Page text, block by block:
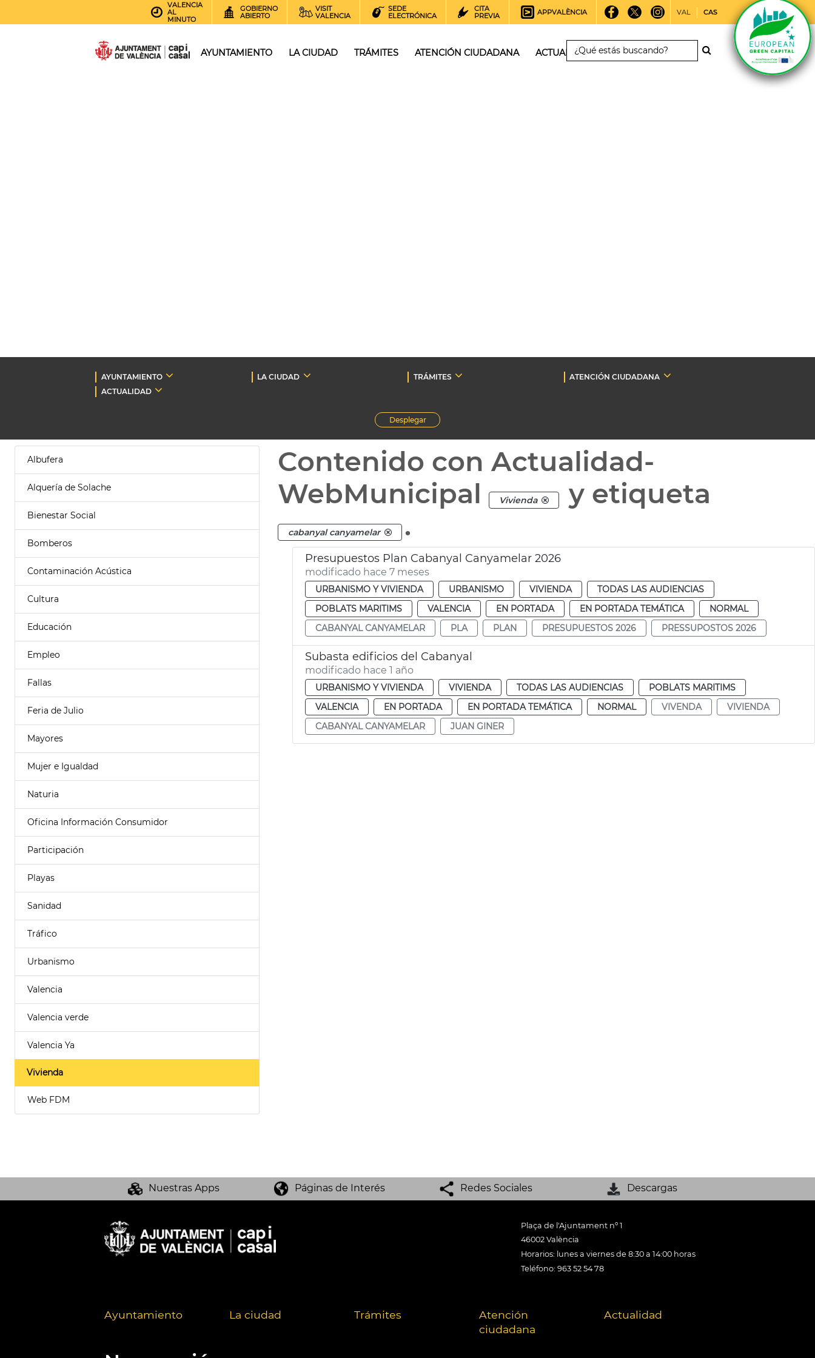
VALENCIA
AL
MINUTO
GOBIERNO
ABIERTO
VISIT
VALENCIA
SEDE
ELECTRÓNICA
CITA
PREVIA
APPVALÈNCIA VAL CAS
AYUNTAMIENTO LA CIUDAD TRÁMITES ATENCIÓN CIUDADANA ACTUALIDAD
AYUNTAMIENTO LA CIUDAD TRÁMITES
ATENCIÓN CIUDADANA
ACTUALIDAD
Desplegar
Albufera
Alquería de Solache
Bienestar Social
Bomberos
Contaminación Acústica
Cultura
Educación
Empleo
Fallas
Feria de Julio
Mayores
Mujer e Igualdad
Naturia
Oficina Información Consumidor
Participación
Playas
Sanidad
Tráfico
Urbanismo
Valencia
Valencia verde
Valencia Ya
Vivienda
Web FDM
Contenido con Actualidad-
WebMunicipal
Vivienda y etiqueta
cabanyal canyamelar .
Presupuestos Plan Cabanyal Canyamelar 2026
modificado hace 7 meses
URBANISMO Y VIVIENDA URBANISMO VIVIENDA
TODAS LAS AUDIENCIAS
POBLATS MARITIMS
VALENCIA EN PORTADA EN PORTADA TEMÁTICA
NORMAL
CABANYAL CANYAMELAR
PLA PLAN PRESUPUESTOS 2026 PRESSUPOSTOS 2026
Subasta edificios del Cabanyal
modificado hace 1 año
URBANISMO Y VIVIENDA VIVIENDA TODAS LAS AUDIENCIAS
POBLATS MARITIMS
VALENCIA
EN PORTADA EN PORTADA TEMÁTICA NORMAL VIVENDA
VIVIENDA
CABANYAL CANYAMELAR
JUAN GINER
Nuestras Apps Páginas de Interés Redes Sociales Descargas
Plaça de l'Ajuntament nº 1
46002 València
Horarios: lunes a viernes de 8:30 a 14:00 horas
Teléfono: 963 52 54 78
Ayuntamiento La ciudad Trámites
Atención
ciudadana
Actualidad